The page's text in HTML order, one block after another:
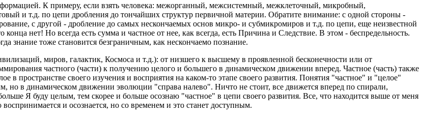
К примеру, если взять человека: межорганный, межсистемный, межклеточный, микробный,
и т.д. по цепи дробления до тончайших структур первичной материи. Обратите внимание: с одной стороны -
с другой - дробление до самых нескончаемых основ микро- и субмикромиров и т.д. по цепи, еще неизвестной
конца нет! Но всегда есть сумма и частное от нее, как всегда, есть Причина и Следствие. В этом - беспредельность.
знание тоже становится безграничным, как нескончаемо познание.
миров, галактик, Космоса и т.д.): от низшего к высшему в проявленной бесконечности или от
частного (части) к получению целого и большего в динамическом движении вперед. Частное (часть) также
в пространстве своего изучения и восприятия на каком-то этапе своего развития. Понятия "частное" и "целое"
но в динамическом движении эволюции "справа налево". Ничто не стоит, все движется вперед по спирали,
Я буду целым, тем скорее и больше осознаю "частное" в цепи своего развития. Все, что находится выше от меня
и осознается, но со временем и это станет доступным.